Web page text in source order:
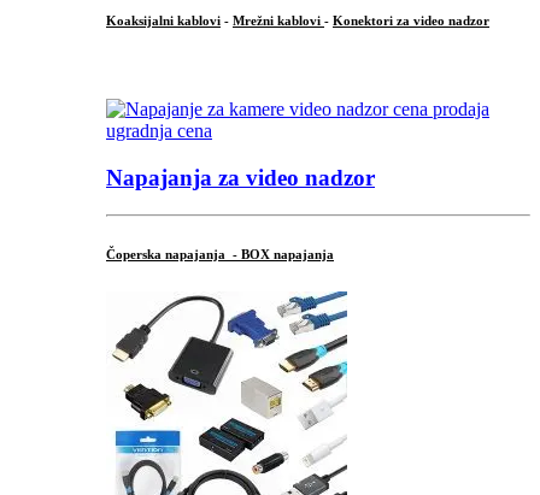
Koaksijalni kablovi - Mrežni kablovi - Konektori za video nadzor
Napajanja za video nadzor
Čoperska napajanja - BOX napajanja